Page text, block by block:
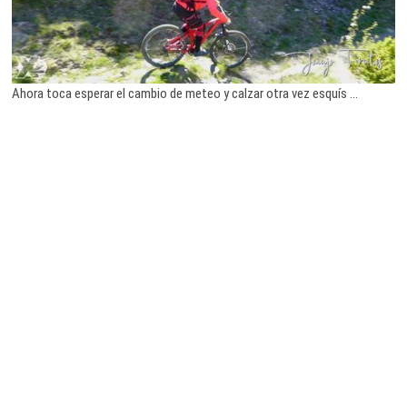
Ahora toca esperar el cambio de meteo y calzar otra vez esquís …